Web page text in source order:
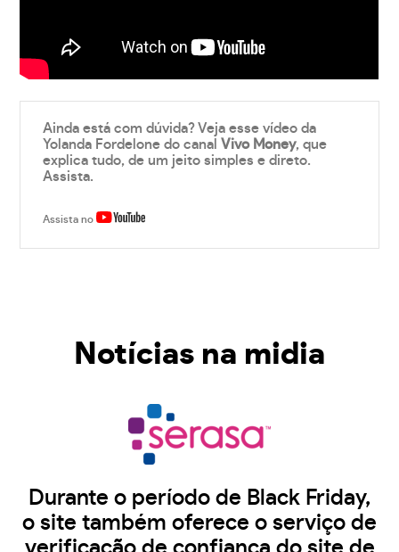
Ainda está com dúvida? Veja esse vídeo da
Yolanda Fordelone do canalVivo Money, que
explica tudo, de um jeito simples e direto.
Assista.
Assista no
Notícias na midia
Durante o período de Black Friday,
o site também oferece o serviço de